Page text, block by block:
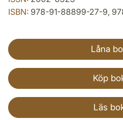
ISBN: 978-91-88899-27-9,
Låna
Köp
Läs